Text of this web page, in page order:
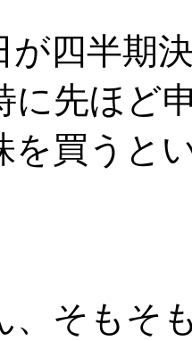
が四半期
に先ほど
を買うと
、そもそ